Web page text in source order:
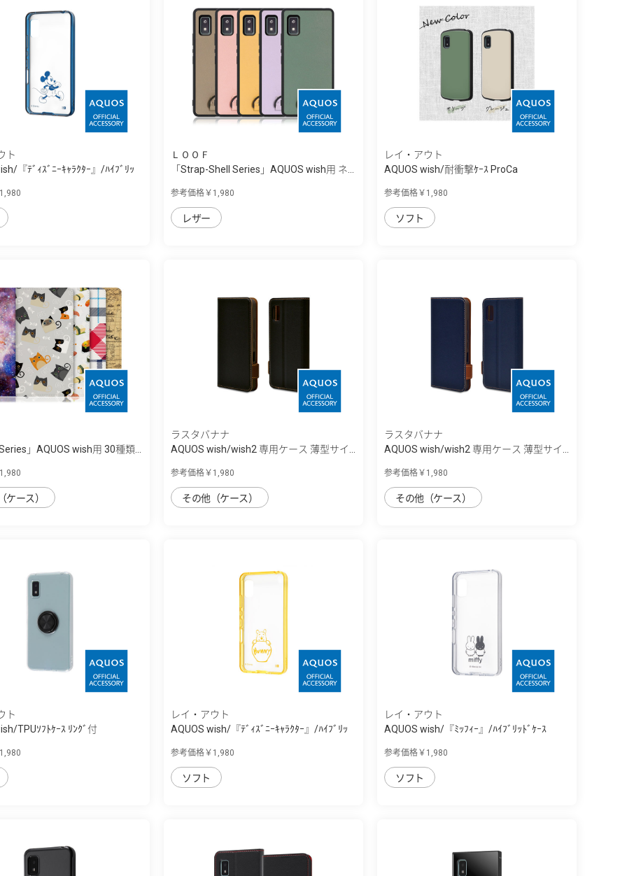
ト
『ﾃﾞｨｽﾞﾆｰｷｬﾗｸﾀｰ』/ﾊｲﾌﾞﾘｯ
ＬＯＯＦ
「Strap-Shell Series」AQUOS wish用 ネ...
参考価格￥1,980
レザー
レイ・アウト
AQUOS wish/耐衝撃ｹｰｽ ProCa
参考価格￥1,980
ソフト
」AQUOS wish用 30種類...
ケース）
ラスタバナナ
AQUOS wish/wish2 専用ケース 薄型サイ...
参考価格￥1,980
その他（ケース）
ラスタバナナ
AQUOS wish/wish2 専用ケース 薄型サイ...
参考価格￥1,980
その他（ケース）
ト
TPUｿﾌﾄｹｰｽ ﾘﾝｸﾞ付
レイ・アウト
AQUOS wish/『ﾃﾞｨｽﾞﾆｰｷｬﾗｸﾀｰ』/ﾊｲﾌﾞﾘｯ
参考価格￥1,980
ソフト
レイ・アウト
AQUOS wish/『ﾐｯﾌｨｰ』/ﾊｲﾌﾞﾘｯﾄﾞｹｰｽ
参考価格￥1,980
ソフト